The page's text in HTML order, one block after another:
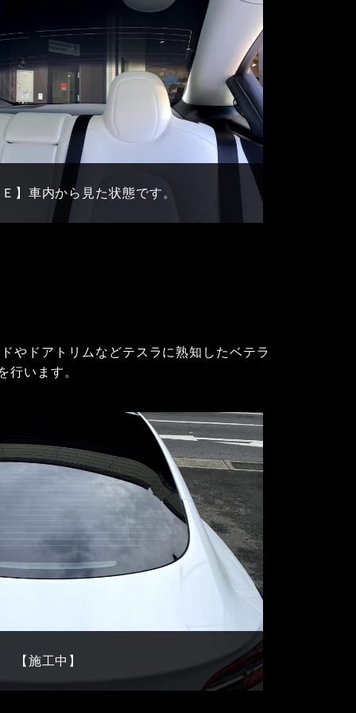
】車内から見た状態です。
やドアトリムなどテスラに熟知したベテラ
行います。
【施工中】